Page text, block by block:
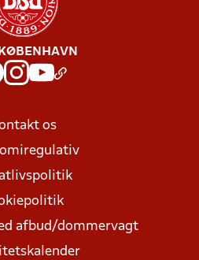
os
afbud/dommervagt